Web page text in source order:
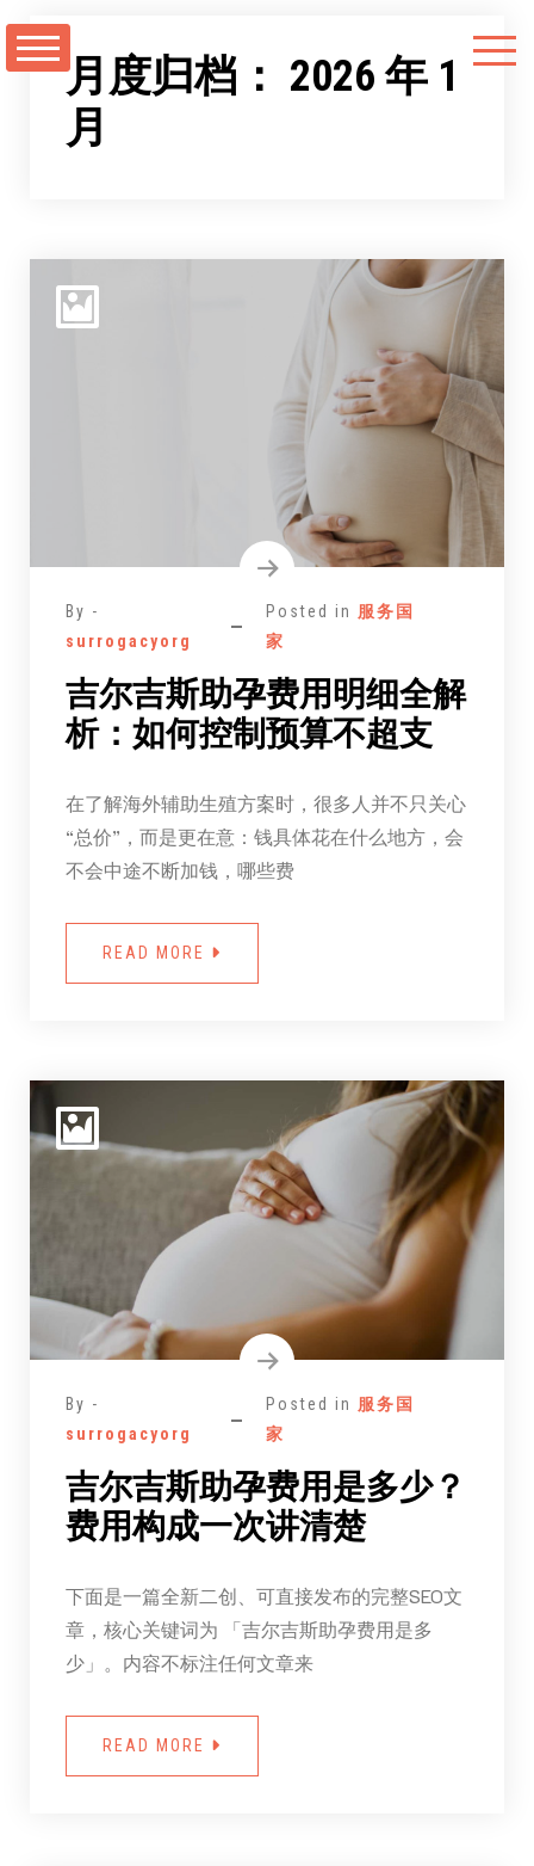
至
月度归档： 2026 年 1
月
By -
surrogacyorg
Posted in 服务国
家
吉尔吉斯助孕费用明细全解
析：如何控制预算不超支
在了解海外辅助生殖方案时，很多人并不只关心
“总价”，而是更在意：钱具体花在什么地方，会
不会中途不断加钱，哪些费
READ MORE
By -
surrogacyorg
Posted in 服务国
家
吉尔吉斯助孕费用是多少？
费用构成一次讲清楚
下面是一篇全新二创、可直接发布的完整SEO文
章，核心关键词为 「吉尔吉斯助孕费用是多
少」。内容不标注任何文章来
READ MORE